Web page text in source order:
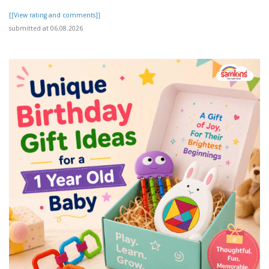
[[View rating and comments]]
submitted at 06.08.2026